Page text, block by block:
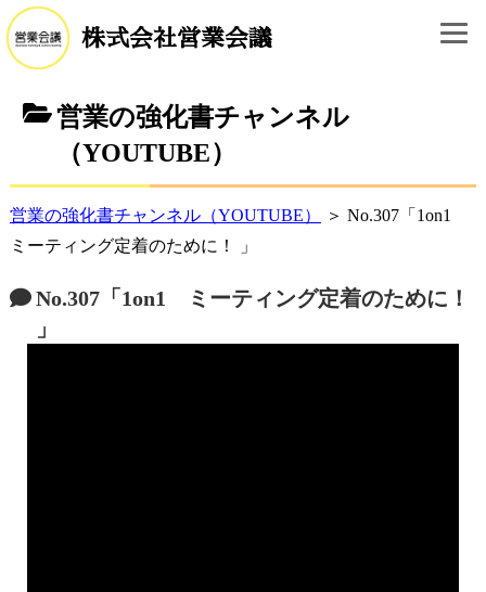
株式会社営業会議
営業の強化書チャンネル
（YOUTUBE）
営業の強化書チャンネル（YOUTUBE）
＞ No.307「1on1
ミーティング定着のために！ 」
No.307「1on1 ミーティング定着のために！
」